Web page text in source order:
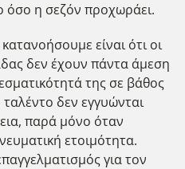
όσο η σεζόν προχωράει.
είναι ότι οι
δεν έχουν πάντα άμεση
της σε βάθος
δεν εγγυώνται
παρά μόνο όταν
ετοιμότητα.
για τον